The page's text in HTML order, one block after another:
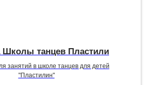
Школы танцев Пластили
занятий в школе танцев для детей
"Пластилин"